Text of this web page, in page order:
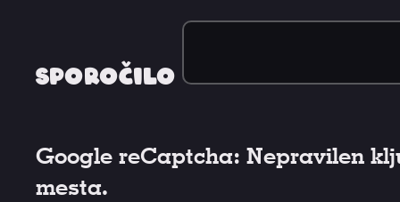
Sporočilo
Google reCaptcha: Nepravilen
mesta.